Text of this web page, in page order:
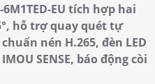
6M1TED-EU tích hợp hai
hỗ trợ quay quét tự
nén H.265, đèn LED
SENSE, báo động còi